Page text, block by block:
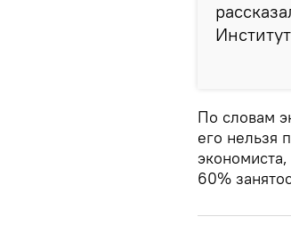
По словам
его нельзя
60%